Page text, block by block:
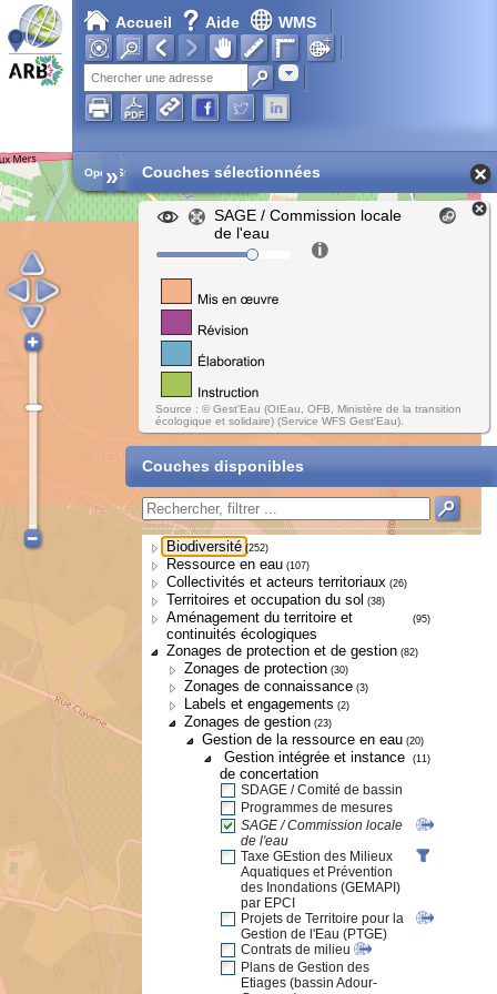
Accueil Aide WMS
Adresse
Chargement en cours...
Open Street Map
» Couches sélectionnées
SAGE / Commission locale
de l'eau
Source : © Gest'Eau (OIEau, OFB, Ministère de la transition
écologique et solidaire) (Service WFS Gest'Eau).
Couches disponibles
Biodiversité (252)
Ressource en eau (107)
Collectivités et acteurs territoriaux (26)
Territoires et occupation du sol (38)
Aménagement du territoire et
continuités écologiques
(95)
Zonages de protection et de gestion (82)
Zonages de protection (30)
Zonages de connaissance (3)
Labels et engagements (2)
Zonages de gestion (23)
Gestion de la ressource en eau (20)
Gestion intégrée et instance
de concertation
(11)
SDAGE / Comité de bassin
Programmes de mesures
SAGE / Commission locale
de l'eau
Taxe GEstion des Milieux
Aquatiques et Prévention
des Inondations (GEMAPI)
par EPCI
Projets de Territoire pour la
Gestion de l'Eau (PTGE)
Contrats de milieu
Plans de Gestion des
Etiages (bassin Adour-